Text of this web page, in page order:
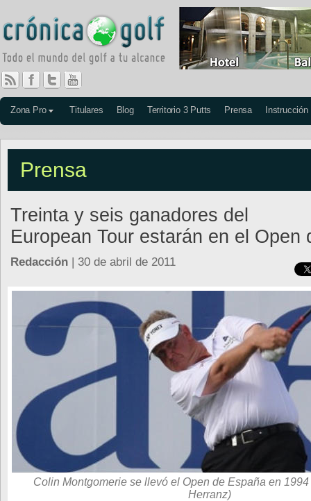
Zona Pro Titulares Blog Territorio 3 Putts Prensa Instrucción
Prensa
Treinta y seis ganadores del
European Tour estarán en el Open
Redacción | 30 de abril de 2011
Colin Montgomerie se llevó el Open de España en
Herranz)